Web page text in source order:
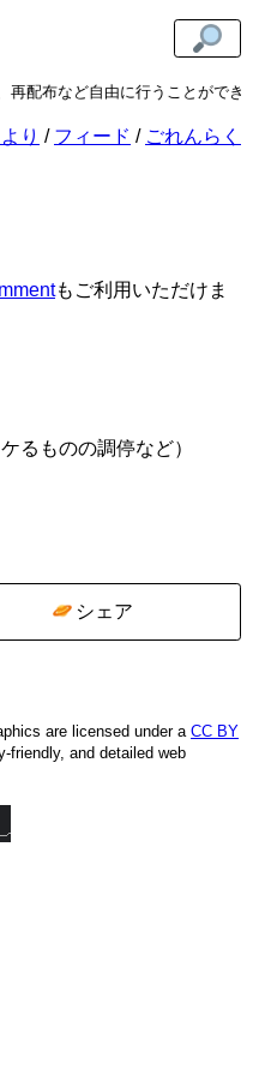
布など自由に行うことができます。
り フィード ごれんらく
もご利用いただけま
るものの調停など）
シェア
are licensed under a CC BY
friendly, and detailed web